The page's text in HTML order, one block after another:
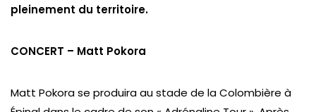
pleinement du territoire.
CONCERT – Matt Pokora
Matt Pokora se produira au stade de la Colombière à